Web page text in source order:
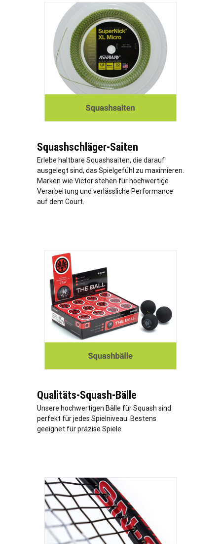
Squashschläger-Saiten
Erlebe haltbare Squashsaiten, die darauf
ausgelegt sind, das Spielgefühl zu maximieren.
Marken wie Victor stehen für hochwertige
Verarbeitung und verlässliche Performance
auf dem Court.
Qualitäts-Squash-Bälle
Unsere hochwertigen Bälle für Squash sind
perfekt für jedes Spielniveau. Bestens
geeignet für präzise Spiele.